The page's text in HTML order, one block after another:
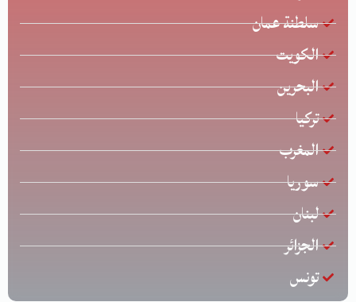
سلطنة عمان
الكويت
البحرين
تركيا
المغرب
سوريا
لبنان
الجزائر
تونس